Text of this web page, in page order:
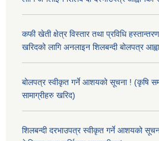
कफी खेती क्षेत्र विस्तार तथा प्रविधि
खरिदको लागि अनलाइन शिलबन्दी बोलपत्र
बोलपत्र स्वीकृत गर्ने आशयको सूचना ! (कृषि
सामाग्रीहरु खरिद)
शिलबन्दी दरभाउपत्र स्वीकृत गर्ने आशयको